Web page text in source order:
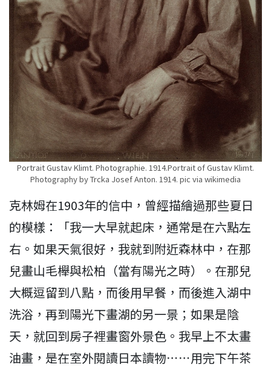
Portrait Gustav Klimt. Photographie. 1914.Portrait of Gustav Klimt.
Photography by Trcka Josef Anton. 1914. pic via wikimedia
克林姆在1903年的信中，曾經描繪過那些夏日
的模樣：「我一大早就起床，通常是在六點左
右。如果天氣很好，我就到附近森林中，在那
兒畫山毛櫸與松柏（當有陽光之時）。在那兒
大概逗留到八點，而後用早餐，而後進入湖中
洗浴，再到陽光下畫湖的另一景；如果是陰
天，就回到房子裡畫窗外景色。我早上不太畫
油畫，是在室外閱讀日本讀物⋯⋯用完下午茶